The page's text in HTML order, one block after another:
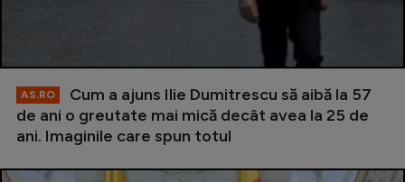
AS.RO
Cum a ajuns Ilie Dumitrescu să aibă la 57
de ani o greutate mai mică decât avea la 25 de
ani. Imaginile care spun totul